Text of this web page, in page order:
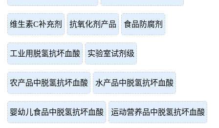
维生素C补充剂 抗氧化剂产品 食品防腐剂
工业用脱氢抗坏血酸 实验室试剂级
农产品中脱氢抗坏血酸 水产品中脱氢抗坏血酸
婴幼儿食品中脱氢抗坏血酸 运动营养品中脱氢抗坏血酸